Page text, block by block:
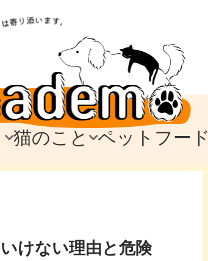
猫のこと ペットフード
けない理由と危険